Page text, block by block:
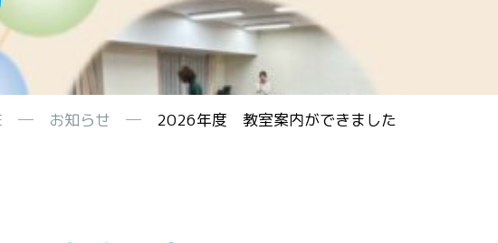
─ お知らせ ─ 2026年度 教室案内ができました